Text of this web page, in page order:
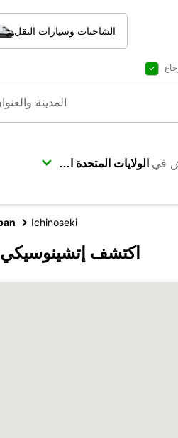
الشاحنات وسيارات النقل
في
Ichinoseki
اكتشف إتشينوسيكي،